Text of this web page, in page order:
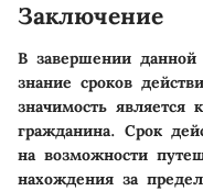
Заключение
В завершении данной
знание сроков
значимость является
гражданина. Срок
на возможности
нахождения за